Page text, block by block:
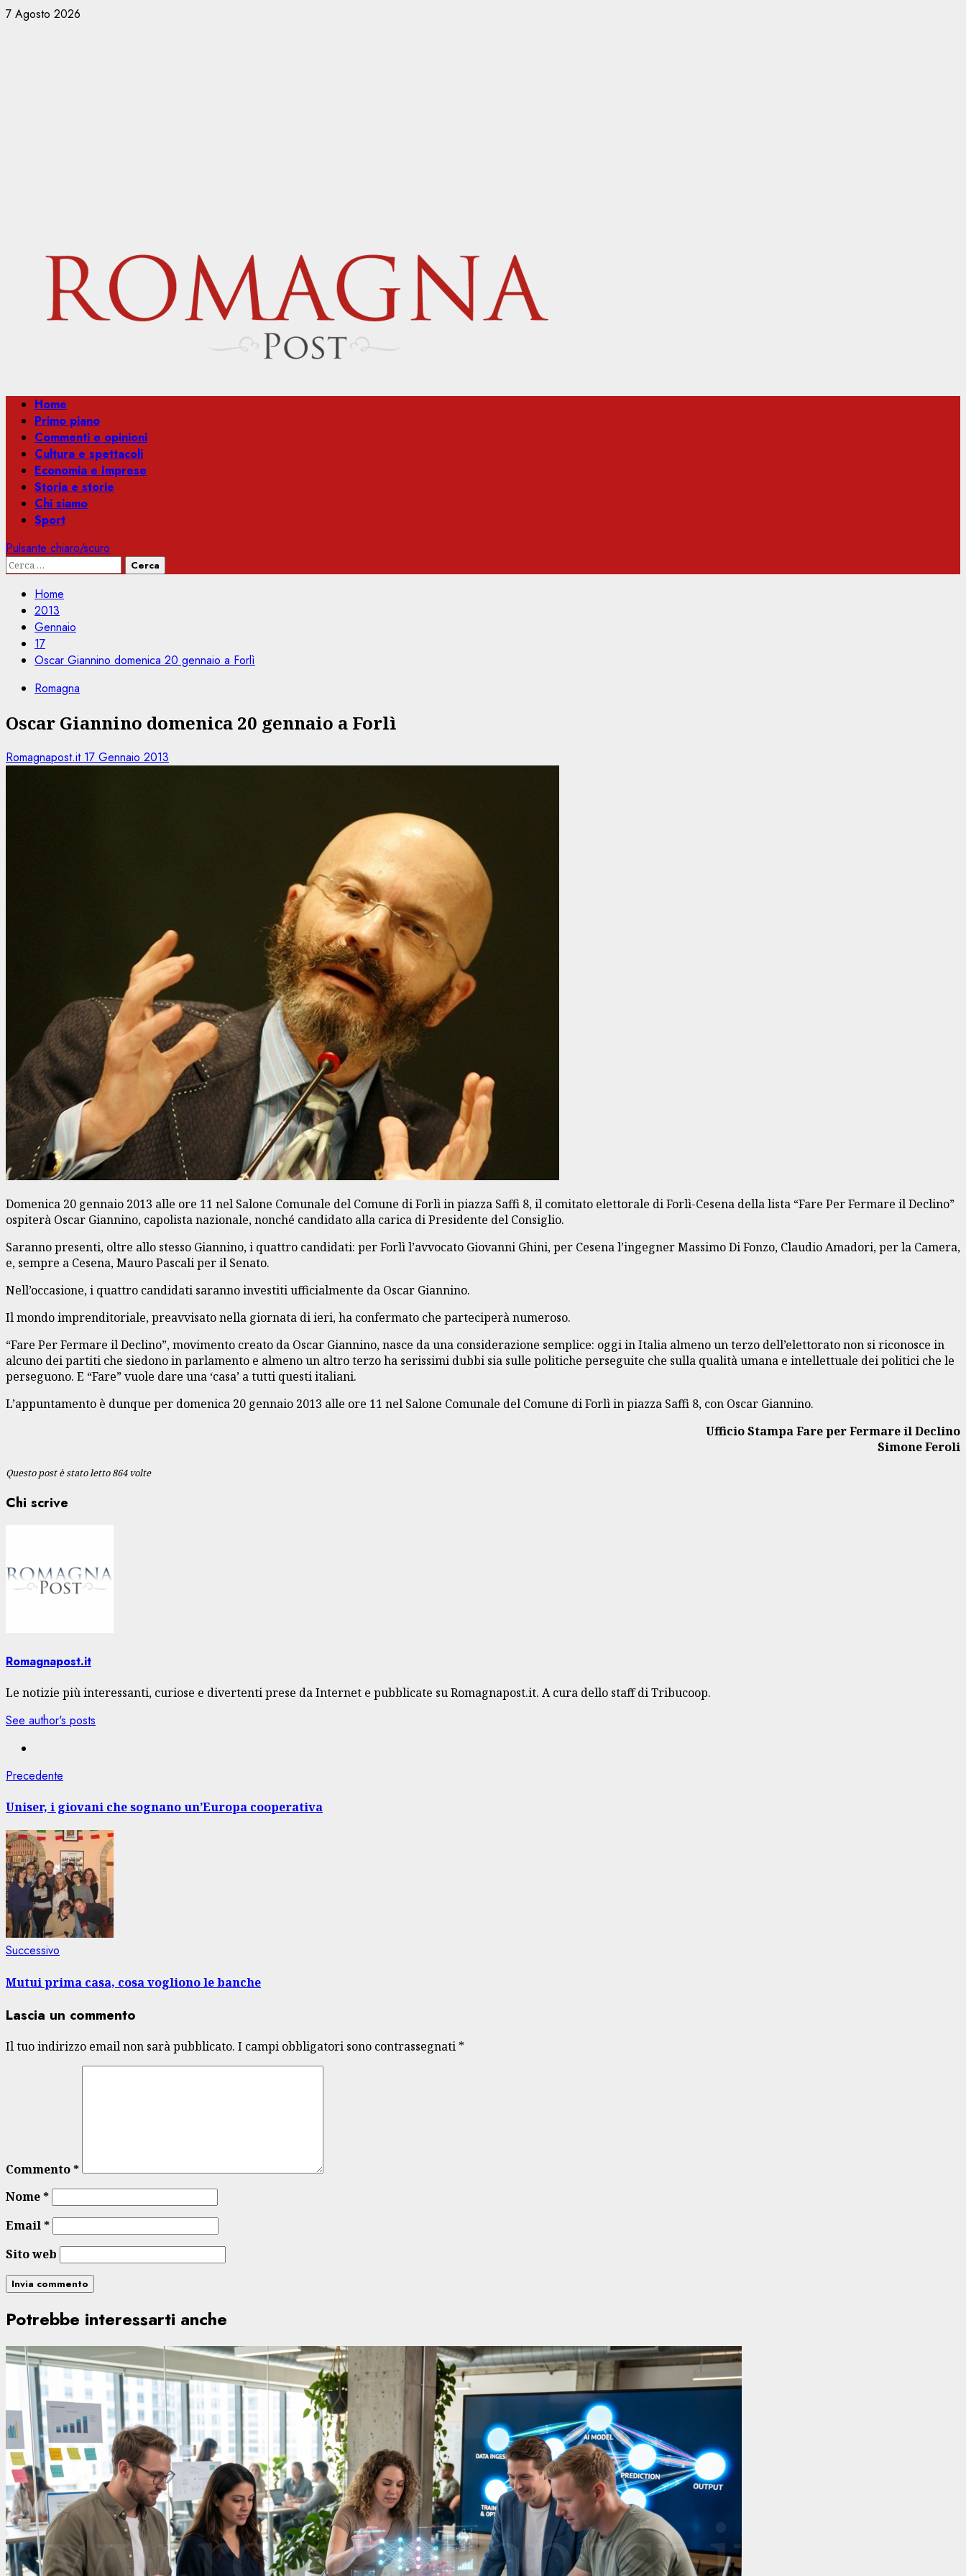
Vai
7 Agosto 2026
Menu
principale
Home
Primo piano
Commenti e opinioni
Cultura e spettacoli
Economia e Imprese
Storia e storie
Chi siamo
Sport
Pulsante chiaro/scuro
Ricerca
Home
2013
Gennaio
17
Oscar Giannino domenica 20 gennaio a Forlì
Romagna
Oscar Giannino domenica 20 gennaio a Forlì
Romagnapost.it 17 Gennaio 2013
Domenica 20 gennaio 2013 alle ore 11 nel Salone Comunale del Comune di Forlì in piazza Saffi 8, il comitato elettorale di Forlì-Cesena della lista “Fare Per Fermare il Declino”
ospiterà Oscar Giannino, capolista nazionale, nonché candidato alla carica di Presidente del Consiglio.
Saranno presenti, oltre allo stesso Giannino, i quattro candidati: per Forlì l’avvocato Giovanni Ghini, per Cesena l’ingegner Massimo Di Fonzo, Claudio Amadori, per la Camera,
e, sempre a Cesena, Mauro Pascali per il Senato.
Nell’occasione, i quattro candidati saranno investiti ufficialmente da Oscar Giannino.
Il mondo imprenditoriale, preavvisato nella giornata di ieri, ha confermato che parteciperà numeroso.
“Fare Per Fermare il Declino”, movimento creato da Oscar Giannino, nasce da una considerazione semplice: oggi in Italia almeno un terzo dell’elettorato non si riconosce in
alcuno dei partiti che siedono in parlamento e almeno un altro terzo ha serissimi dubbi sia sulle politiche perseguite che sulla qualità umana e intellettuale dei politici che le
perseguono. E “Fare” vuole dare una ‘casa’ a tutti questi italiani.
L’appuntamento è dunque per domenica 20 gennaio 2013 alle ore 11 nel Salone Comunale del Comune di Forlì in piazza Saffi 8, con Oscar Giannino.
Ufficio Stampa Fare per Fermare il Declino
Simone Feroli
Questo post è stato letto 864 volte
Chi scrive
Romagnapost.it
Le notizie più interessanti, curiose e divertenti prese da Internet e pubblicate su Romagnapost.it. A cura dello staff di Tribucoop.
See author's posts
Navigazione
articolo
Precedente
Uniser, i giovani che sognano un’Europa cooperativa
Successivo
Mutui prima casa, cosa vogliono le banche
Lascia un commento
Il tuo indirizzo email non sarà pubblicato. I campi obbligatori sono contrassegnati *
Commento*
Nome*
Email*
Sito web
Potrebbe interessarti anche